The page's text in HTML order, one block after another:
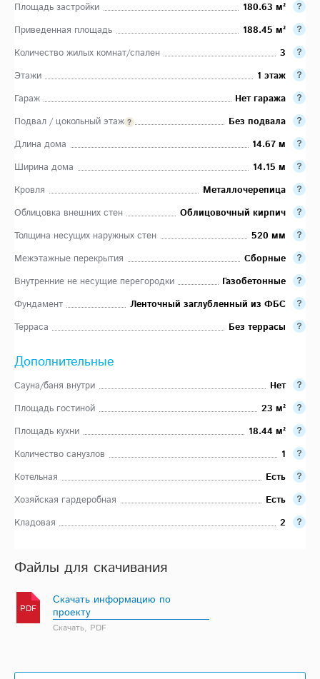
Площадь застройки
180.63 м²
Приведенная площадь
188.45 м²
Количество жилых комнат/спален
3
Этажи
1 этаж
Гараж
Нет гаража
Подвал / цокольный этаж
Без подвала
Длина дома
14.67 м
Ширина дома
14.15 м
Кровля
Металлочерепица
Облицовка внешних стен
Облицовочный кирпич
Толщина несущих наружных стен
520 мм
Межэтажные перекрытия
Сборные
Внутренние не несущие перегородки
Газобетонные
Фундамент
Ленточный заглубленный из ФБС
Терраса
Без террасы
Дополнительные
Сауна/баня внутри
Нет
Площадь гостиной
23 м²
Площадь кухни
18.44 м²
Количество санузлов
1
Котельная
Есть
Хозяйская гардеробная
Есть
Кладовая
2
Файлы для скачивания
PDF
Скачать информацию по
проекту
Скачать, PDF